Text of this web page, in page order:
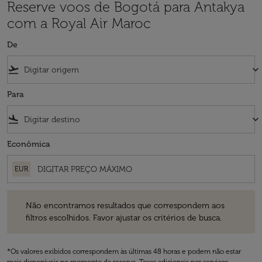
Reserve voos de Bogotá para Antakya
com a Royal Air Maroc
De
flight_takeoff keyboard_arrow_down
Para
flight_land keyboard_arrow_down
Econômica
EUR
Não encontramos resultados que correspondem aos
filtros escolhidos. Favor ajustar os critérios de busca.
*Os valores exibidos correspondem às últimas 48 horas e podem não estar